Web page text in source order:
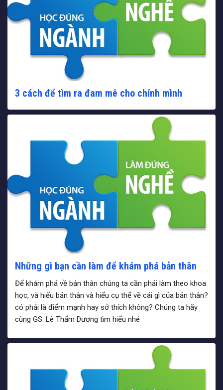
3 cách để tìm ra đam mê cho chính mình
Những gì bạn cần làm để khám phá bản thân
Để khám phá về bản thân chúng ta cần phải làm theo khoa
học, và hiểu bản thân và hiểu cụ thể về cái gì của bản thân?
có phải là điểm mạnh hay sở thích không? Chúng ta hãy
cùng GS. Lê Thẩm Dương tìm hiểu nhé